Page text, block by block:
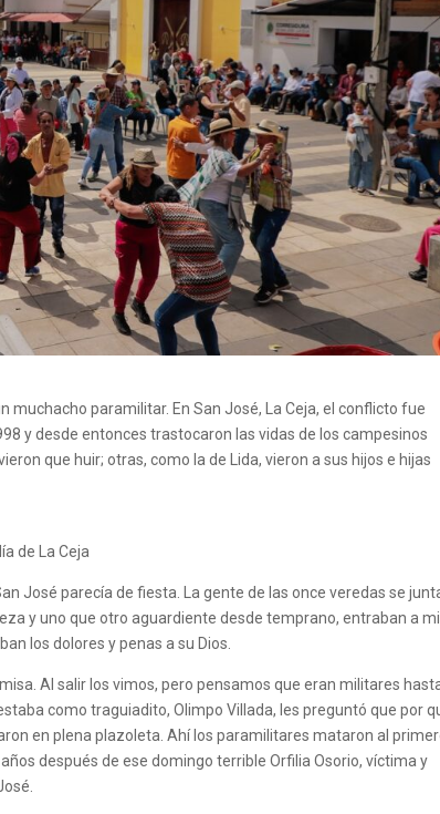
muchacho paramilitar. En San José, La Ceja, el conflicto fue
y desde entonces trastocaron las vidas de los campesinos
que huir; otras, como la de Lida, vieron a sus hijos e hijas
de La Ceja
José parecía de fiesta. La gente de las once veredas se
y uno que otro aguardiente desde temprano, entraban a
los dolores y penas a su Dios.
Al salir los vimos, pero pensamos que eran militares
como traguiadito, Olimpo Villada, les preguntó que por
en plena plazoleta. Ahí los paramilitares mataron al
después de ese domingo terrible Orfilia Osorio, víctima y